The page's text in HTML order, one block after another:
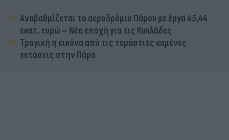
Αναβαθμίζεται το αεροδρόμιο Πάρου με έργα 45,44
εκατ. ευρώ – Νέα εποχή για τις Κυκλάδες
Τραγική η εικόνα από τις τεράστιες καμένες
εκτάσεις στην Πάρο